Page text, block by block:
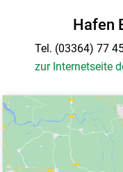
Hafen
Tel. (03364) 77
zur Internetseite